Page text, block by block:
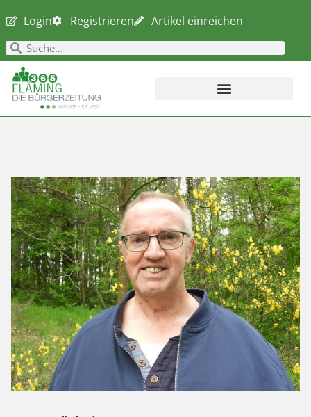
Login Registrieren Artikel einreichen